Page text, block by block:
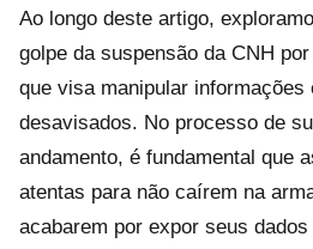
Ao longo deste artigo,
golpe da suspensão da CNH
que visa manipular informações
desavisados. No processo de
andamento, é fundamental que
atentas para não caírem na
acabarem por expor seus